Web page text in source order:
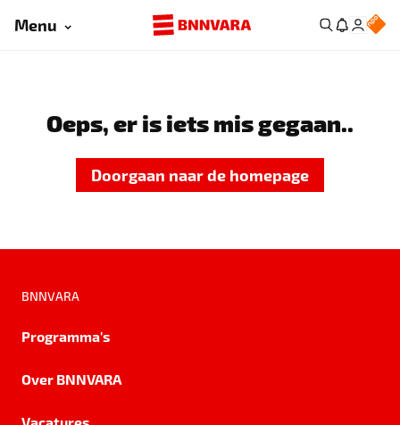
Menu
Oeps, er is iets mis gegaan..
Doorgaan naar de homepage
BNNVARA
Programma's
Over BNNVARA